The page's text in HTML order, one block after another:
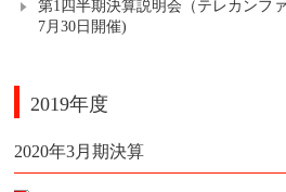
第1四半期決算説明会（テレカンフ
7月30日開催)
2019年度
2020年3月期決算